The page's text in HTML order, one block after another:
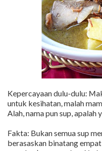
Kepercayaan dulu-dulu:
untuk kesihatan, malah
Alah, nama pun sup, apalah
Fakta: Bukan semua sup
berasaskan binatang